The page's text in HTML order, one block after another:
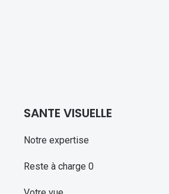
SANTE VISUELLE
Notre expertise
Reste à charge 0